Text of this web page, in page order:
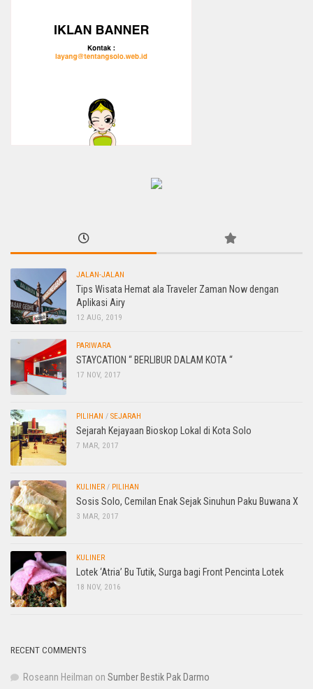
JALAN-JALAN
Tips Wisata Hemat ala Traveler Zaman Now dengan
Aplikasi Airy
12 AUG, 2019
PARIWARA
STAYCATION “ BERLIBUR DALAM KOTA “
17 NOV, 2017
PILIHAN / SEJARAH
Sejarah Kejayaan Bioskop Lokal di Kota Solo
7 MAR, 2017
KULINER / PILIHAN
Sosis Solo, Cemilan Enak Sejak Sinuhun Paku Buwana X
3 MAR, 2017
KULINER
Lotek ‘Atria’ Bu Tutik, Surga bagi Front Pencinta Lotek
18 NOV, 2016
RECENT COMMENTS
Roseann Heilman on Sumber Bestik Pak Darmo